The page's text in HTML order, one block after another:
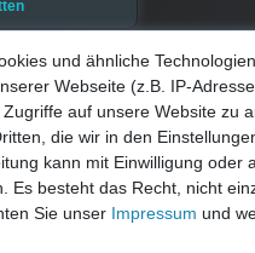
und ähnliche
Webseite (z.B. IP-
auf unsere Website zu
die wir in den
kann mit Einwilligung
Es besteht das Recht, nicht
Sie unser Impressum und